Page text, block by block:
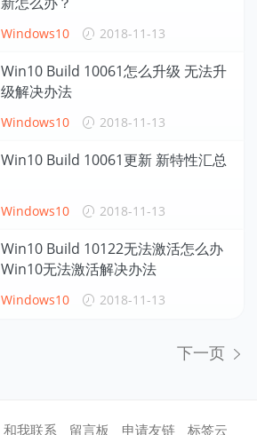
Windows10 2018-11-13
Win10 Build 10061怎么升级 无法升
级解决办法
Windows10 2018-11-13
Win10 Build 10061更新 新特性汇总
Windows10 2018-11-13
Win10 Build 10122无法激活怎么办
Win10无法激活解决办法
Windows10 2018-11-13
下一页
和我联系 留言板 申请友链 标签云